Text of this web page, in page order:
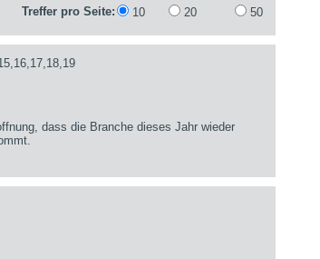
Treffer pro Seite:
10 20 50
dass die Branche dieses Jahr wieder